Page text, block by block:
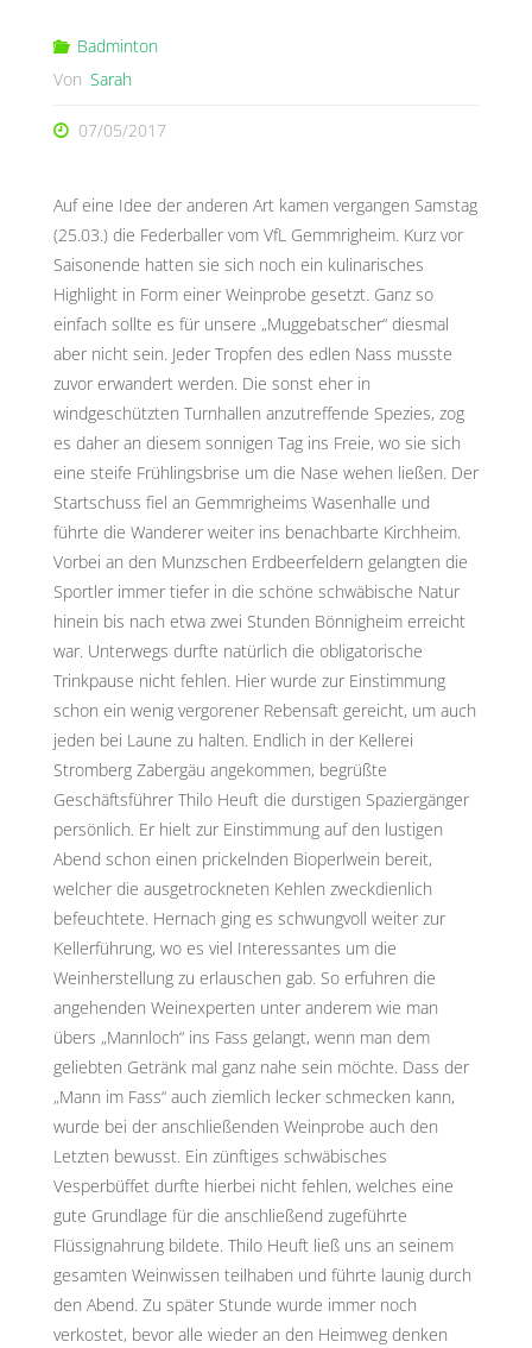
Badminton
Von Sarah
07/05/2017
Auf eine Idee der anderen Art kamen vergangen Samstag
(25.03.) die Federballer vom VfL Gemmrigheim. Kurz vor
Saisonende hatten sie sich noch ein kulinarisches
Highlight in Form einer Weinprobe gesetzt. Ganz so
einfach sollte es für unsere „Muggebatscher“ diesmal
aber nicht sein. Jeder Tropfen des edlen Nass musste
zuvor erwandert werden. Die sonst eher in
windgeschützten Turnhallen anzutreffende Spezies, zog
es daher an diesem sonnigen Tag ins Freie, wo sie sich
eine steife Frühlingsbrise um die Nase wehen ließen. Der
Startschuss fiel an Gemmrigheims Wasenhalle und
führte die Wanderer weiter ins benachbarte Kirchheim.
Vorbei an den Munzschen Erdbeerfeldern gelangten die
Sportler immer tiefer in die schöne schwäbische Natur
hinein bis nach etwa zwei Stunden Bönnigheim erreicht
war. Unterwegs durfte natürlich die obligatorische
Trinkpause nicht fehlen. Hier wurde zur Einstimmung
schon ein wenig vergorener Rebensaft gereicht, um auch
jeden bei Laune zu halten. Endlich in der Kellerei
Stromberg Zabergäu angekommen, begrüßte
Geschäftsführer Thilo Heuft die durstigen Spaziergänger
persönlich. Er hielt zur Einstimmung auf den lustigen
Abend schon einen prickelnden Bioperlwein bereit,
welcher die ausgetrockneten Kehlen zweckdienlich
befeuchtete. Hernach ging es schwungvoll weiter zur
Kellerführung, wo es viel Interessantes um die
Weinherstellung zu erlauschen gab. So erfuhren die
angehenden Weinexperten unter anderem wie man
übers „Mannloch“ ins Fass gelangt, wenn man dem
geliebten Getränk mal ganz nahe sein möchte. Dass der
„Mann im Fass“ auch ziemlich lecker schmecken kann,
wurde bei der anschließenden Weinprobe auch den
Letzten bewusst. Ein zünftiges schwäbisches
Vesperbüffet durfte hierbei nicht fehlen, welches eine
gute Grundlage für die anschließend zugeführte
Flüssignahrung bildete. Thilo Heuft ließ uns an seinem
gesamten Weinwissen teilhaben und führte launig durch
den Abend. Zu später Stunde wurde immer noch
verkostet, bevor alle wieder an den Heimweg denken